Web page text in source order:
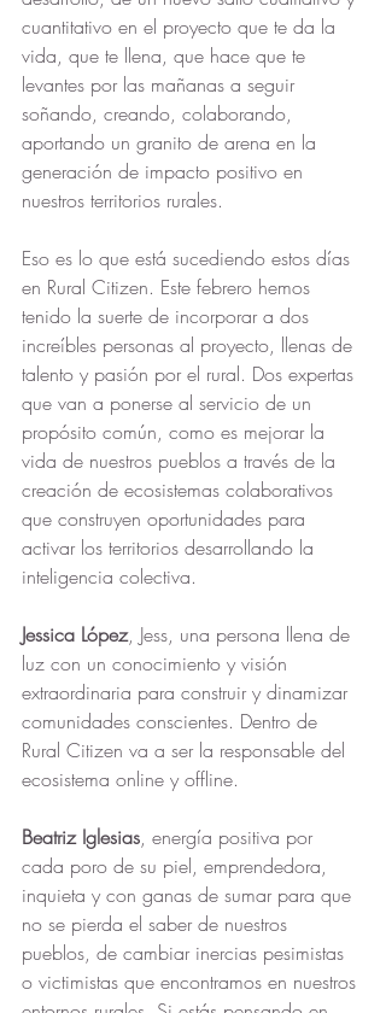
cuantitativo en el proyecto que te da la
vida, que te llena, que hace que te
levantes por las mañanas a seguir
soñando, creando, colaborando,
aportando un granito de arena en la
generación de impacto positivo en
nuestros territorios rurales.
Eso es lo que está sucediendo estos días
en Rural Citizen. Este febrero hemos
tenido la suerte de incorporar a dos
increíbles personas al proyecto, llenas de
talento y pasión por el rural. Dos expertas
que van a ponerse al servicio de un
propósito común, como es mejorar la
vida de nuestros pueblos a través de la
creación de ecosistemas colaborativos
que construyen oportunidades para
activar los territorios desarrollando la
inteligencia colectiva.
Jessica López, Jess, una persona llena de
luz con un conocimiento y visión
extraordinaria para construir y dinamizar
comunidades conscientes. Dentro de
Rural Citizen va a ser la responsable del
ecosistema online y offline.
Beatriz Iglesias, energía positiva por
cada poro de su piel, emprendedora,
inquieta y con ganas de sumar para que
no se pierda el saber de nuestros
pueblos, de cambiar inercias pesimistas
o victimistas que encontramos en nuestros